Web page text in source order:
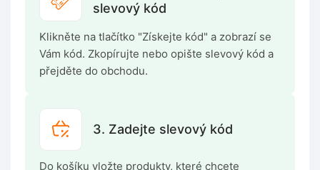
slevový kód
Klikněte na tlačítko "Získejte kód" a zobrazí se
Vám kód. Zkopírujte nebo opište slevový kód a
přejděte do obchodu.
3. Zadejte slevový kód
Do košíku vložte produkty, které chcete